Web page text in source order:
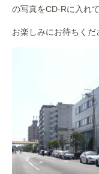
の写真をCD-Rに入れ
お楽しみにお待ちくだ